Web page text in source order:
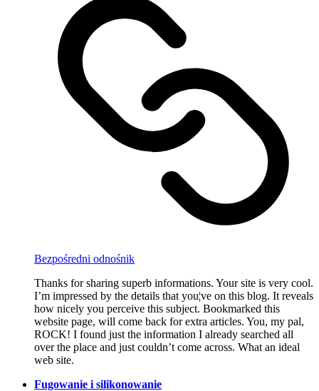
Bezpośredni odnośnik
Thanks for sharing superb informations. Your site is very cool.
I’m impressed by the details that you¦ve on this blog. It reveals
how nicely you perceive this subject. Bookmarked this
website page, will come back for extra articles. You, my pal,
ROCK! I found just the information I already searched all
over the place and just couldn’t come across. What an ideal
web site.
Fugowanie i silikonowanie